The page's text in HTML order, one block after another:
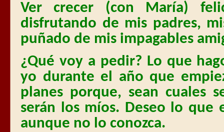
Ver crecer (con María)
disfrutando de mis padres,
puñado de mis impagables
¿Qué voy a pedir? Lo que
yo durante el año que
planes porque, sean cuales
serán los míos. Deseo lo que
aunque no lo conozca.